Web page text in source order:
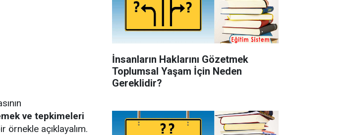
ve tepkimeleri
örnekle açıklayalım.
İnsanların Haklarını Gözetmek
Toplumsal Yaşam İçin Neden
Gereklidir?